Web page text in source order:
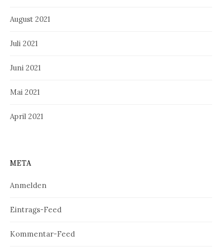
August 2021
Juli 2021
Juni 2021
Mai 2021
April 2021
META
Anmelden
Eintrags-Feed
Kommentar-Feed